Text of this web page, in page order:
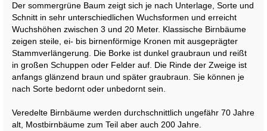
Der sommergrüne Baum zeigt sich je nach Unterlage, Sorte und
Schnitt in sehr unterschiedlichen Wuchsformen und erreicht
Wuchshöhen zwischen 3 und 20 Meter. Klassische Birnbäume
zeigen steile, ei- bis birnenförmige Kronen mit ausgeprägter
Stammverlängerung. Die Borke ist dunkel graubraun und reißt
in großen Schuppen oder Felder auf. Die Rinde der Zweige ist
anfangs glänzend braun und später graubraun. Sie können je
nach Sorte bedornt oder unbedornt sein.
Veredelte Birnbäume werden durchschnittlich ungefähr 70 Jahre
alt, Mostbirnbäume zum Teil aber auch 200 Jahre.